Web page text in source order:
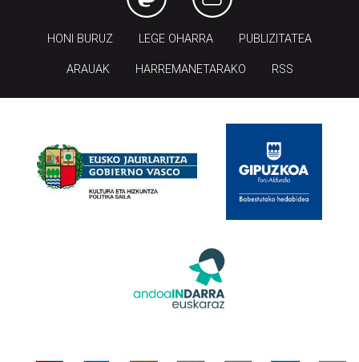
HONI BURUZ LEGE OHARRA PUBLIZITATEA
ARAUAK HARREMANETARAKO RSS